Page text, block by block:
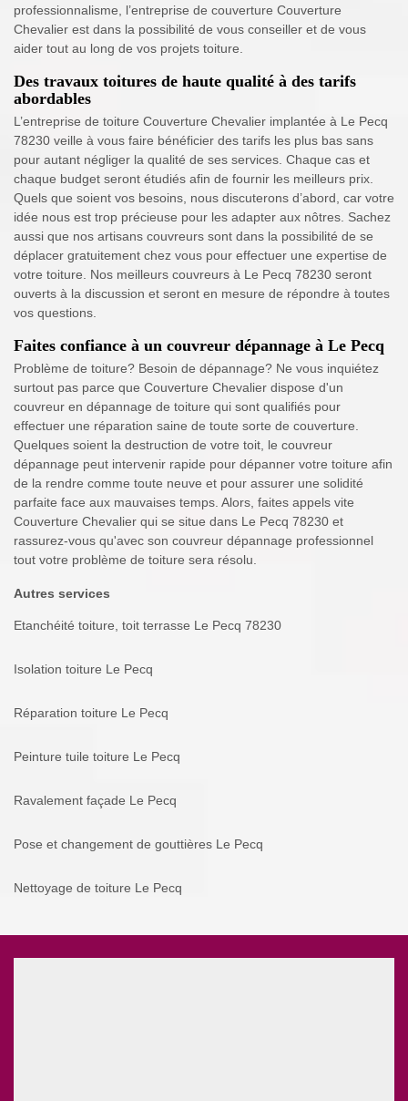
professionnalisme, l’entreprise de couverture Couverture
Chevalier est dans la possibilité de vous conseiller et de vous
aider tout au long de vos projets toiture.
Des travaux toitures de haute qualité à des tarifs
abordables
L’entreprise de toiture Couverture Chevalier implantée à Le Pecq
78230 veille à vous faire bénéficier des tarifs les plus bas sans
pour autant négliger la qualité de ses services. Chaque cas et
chaque budget seront étudiés afin de fournir les meilleurs prix.
Quels que soient vos besoins, nous discuterons d’abord, car votre
idée nous est trop précieuse pour les adapter aux nôtres. Sachez
aussi que nos artisans couvreurs sont dans la possibilité de se
déplacer gratuitement chez vous pour effectuer une expertise de
votre toiture. Nos meilleurs couvreurs à Le Pecq 78230 seront
ouverts à la discussion et seront en mesure de répondre à toutes
vos questions.
Faites confiance à un couvreur dépannage à Le Pecq
Problème de toiture? Besoin de dépannage? Ne vous inquiétez
surtout pas parce que Couverture Chevalier dispose d'un
couvreur en dépannage de toiture qui sont qualifiés pour
effectuer une réparation saine de toute sorte de couverture.
Quelques soient la destruction de votre toit, le couvreur
dépannage peut intervenir rapide pour dépanner votre toiture afin
de la rendre comme toute neuve et pour assurer une solidité
parfaite face aux mauvaises temps. Alors, faites appels vite
Couverture Chevalier qui se situe dans Le Pecq 78230 et
rassurez-vous qu'avec son couvreur dépannage professionnel
tout votre problème de toiture sera résolu.
Autres services
Etanchéité toiture, toit terrasse Le Pecq 78230
Isolation toiture Le Pecq
Réparation toiture Le Pecq
Peinture tuile toiture Le Pecq
Ravalement façade Le Pecq
Pose et changement de gouttières Le Pecq
Nettoyage de toiture Le Pecq